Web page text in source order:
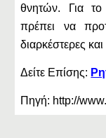
θνητών. Για το
πρέπει να
διαρκέστερες και
Δείτε Επίσης:
Πηγή: http://